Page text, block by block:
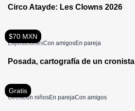
Circo Atayde: Les Clowns 2026
$70 MXN
ExposicionesCon amigosEn pareja
Posada, cartografía de un cronista
Gratis
OtrosCon niñosEn parejaCon amigos